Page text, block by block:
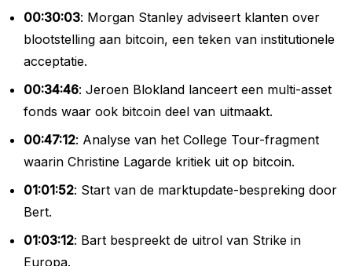
00:30:03: Morgan Stanley adviseert klanten over
blootstelling aan bitcoin, een teken van institutionele
acceptatie.
00:34:46: Jeroen Blokland lanceert een multi-asset
fonds waar ook bitcoin deel van uitmaakt.
00:47:12: Analyse van het College Tour-fragment
waarin Christine Lagarde kritiek uit op bitcoin.
01:01:52: Start van de marktupdate-bespreking door
Bert.
01:03:12: Bart bespreekt de uitrol van Strike in
Europa.